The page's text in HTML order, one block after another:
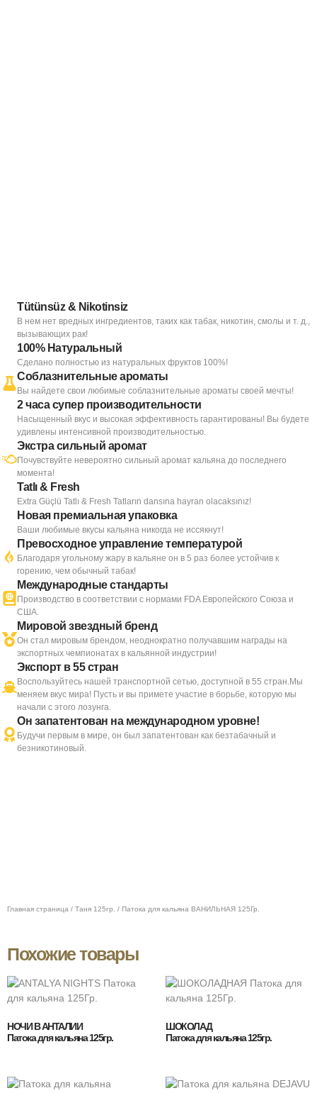
Tütünsüz & Nikotinsiz
В нем нет вредных ингредиентов, таких как табак, никотин, смолы и т. д.,
вызывающих рак!
100% Натуральный
Сделано полностью из натуральных фруктов 100%!
Соблазнительные ароматы
Вы найдете свои любимые соблазнительные ароматы своей мечты!
2 часа супер производительности
Насыщенный вкус и высокая эффективность гарантированы! Вы будете
удивлены интенсивной производительностью.
Экстра сильный аромат
Почувствуйте невероятно сильный аромат кальяна до последнего
момента!
Tatlı & Fresh
Extra Güçlü Tatlı & Fresh Tatların dansına hayran olacaksınız!
Новая премиальная упаковка
Ваши любимые вкусы кальяна никогда не иссякнут!
Превосходное управление температурой
Благодаря угольному жару в кальяне он в 5 раз более устойчив к
горению, чем обычный табак!
Международные стандарты
Производство в соответствии с нормами FDA Европейского Союза и
США.
Мировой звездный бренд
Он стал мировым брендом, неоднократно получавшим награды на
экспортных чемпионатах в кальянной индустрии!
Экспорт в 55 стран
Воспользуйтесь нашей транспортной сетью, доступной в 55 стран.Мы
меняем вкус мира! Пусть и вы примете участие в борьбе, которую мы
начали с этого лозунга.
Он запатентован на международном уровне!
Будучи первым в мире, он был запатентован как безтабачный и
безникотиновый.
Главная страница / Таня 125гр. / Патока для кальяна ВАНИЛЬНАЯ 125Гр.
Похожие товары
НОЧИ В АНТАЛИИ
Патока для кальяна 125гр.
ШОКОЛАД
Патока для кальяна 125гр.